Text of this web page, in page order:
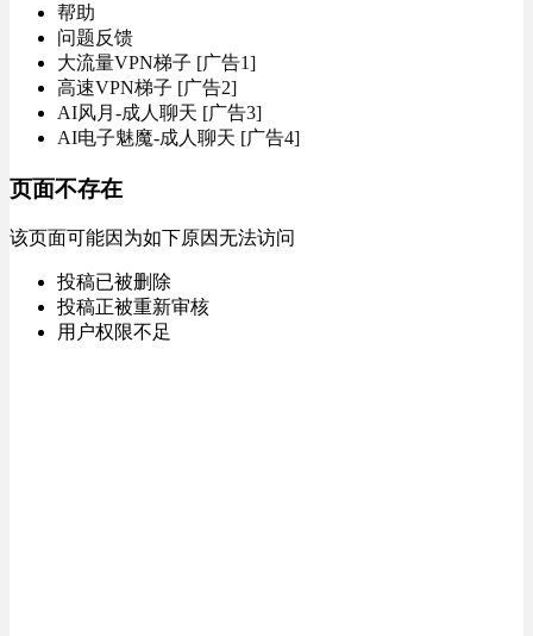
帮助
问题反馈
大流量VPN梯子 [广告1]
高速VPN梯子 [广告2]
AI风月-成人聊天 [广告3]
AI电子魅魔-成人聊天 [广告4]
页面不存在
该页面可能因为如下原因无法访问
投稿已被删除
投稿正被重新审核
用户权限不足